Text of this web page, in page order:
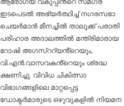
ഇടപെടൽ അഭ്യർത്ഥിച്ച് നഗരസഭാ
ചെയർമാൻ മീനച്ചിൽ താലൂക്ക് പരാതി
പരിഹാര അദാലത്തിൽ മന്ത്രിമാരായ
റോഷി അഗസ്ററ്യൻ്റെയും,
വി.എൻ.വാസവകൻ്റെയും ശ്രദ്ധ
ക്ഷണിച്ചു. വിവിധ ചികിത്സാ
വിഭാഗങ്ങളിലെ മാറ്റപ്പെട്ട
ഡോക്ടർമാരുടെ ഒഴുവുകളിൽ നിയമന